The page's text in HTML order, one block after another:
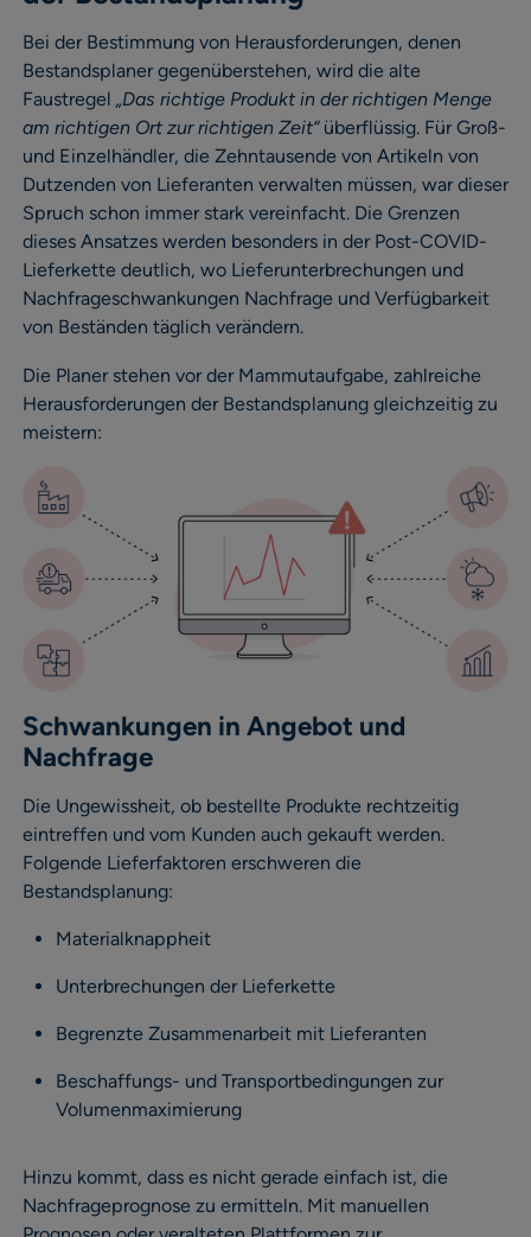
Bei der Bestimmung von Herausforderungen, denen
Bestandsplaner gegenüberstehen, wird die alte
Faustregel „Das richtige Produkt in der richtigen Menge
am richtigen Ort zur richtigen Zeit“überflüssig. Für Groß-
und Einzelhändler, die Zehntausende von Artikeln von
Dutzenden von Lieferanten verwalten müssen, war dieser
Spruch schon immer stark vereinfacht. Die Grenzen
dieses Ansatzes werden besonders in der Post-COVID-
Lieferkette deutlich, wo Lieferunterbrechungen und
Nachfrageschwankungen Nachfrage und Verfügbarkeit
von Beständen täglich verändern.
Die Planer stehen vor der Mammutaufgabe, zahlreiche
Herausforderungen der Bestandsplanung gleichzeitig zu
meistern:
Schwankungen in Angebot und
Nachfrage
Die Ungewissheit, ob bestellte Produkte rechtzeitig
eintreffen und vom Kunden auch gekauft werden.
Folgende Lieferfaktoren erschweren die
Bestandsplanung:
Materialknappheit
Unterbrechungen der Lieferkette
Begrenzte Zusammenarbeit mit Lieferanten
Beschaffungs- und Transportbedingungen zur
Volumenmaximierung
Hinzu kommt, dass es nicht gerade einfach ist, die
Nachfrageprognose zu ermitteln. Mit manuellen